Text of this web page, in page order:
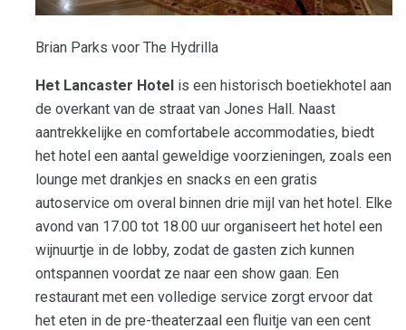
Brian Parks voor The Hydrilla
Het Lancaster Hotel is een historisch boetiekhotel aan
de overkant van de straat van Jones Hall. Naast
aantrekkelijke en comfortabele accommodaties, biedt
het hotel een aantal geweldige voorzieningen, zoals een
lounge met drankjes en snacks en een gratis
autoservice om overal binnen drie mijl van het hotel. Elke
avond van 17.00 tot 18.00 uur organiseert het hotel een
wijnuurtje in de lobby, zodat de gasten zich kunnen
ontspannen voordat ze naar een show gaan. Een
restaurant met een volledige service zorgt ervoor dat
het eten in de pre-theaterzaal een fluitje van een cent